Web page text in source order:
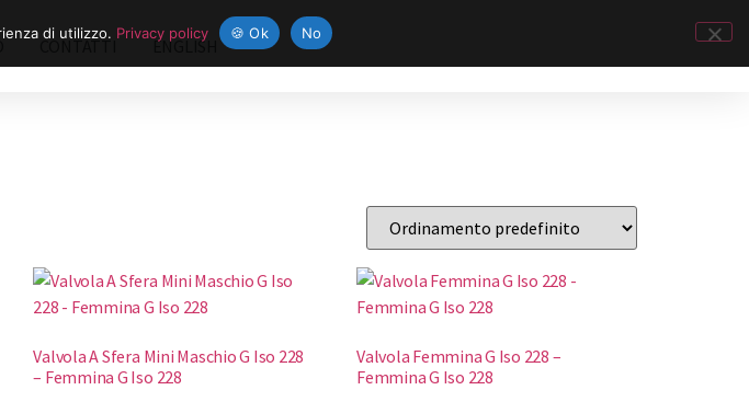
CONTATTI ENGLISH
Valvola A Sfera Mini Maschio G Iso 228
– Femmina G Iso 228
Valvola Femmina G Iso 228 –
Femmina G Iso 228
di utilizzo. Privacy policy 🍪 Ok No